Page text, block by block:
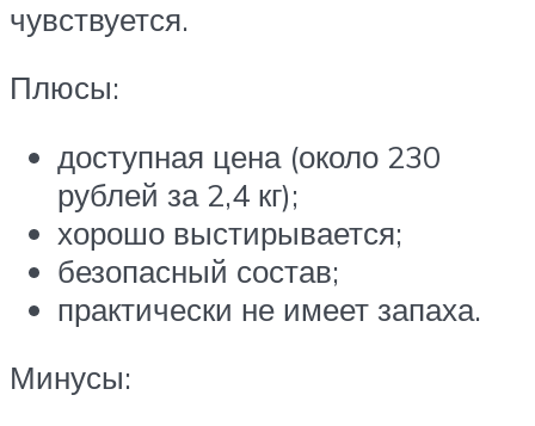
чувствуется.
Плюсы:
доступная цена (около 230
рублей за 2,4 кг);
хорошо выстирывается;
безопасный состав;
практически не имеет запаха.
Минусы: